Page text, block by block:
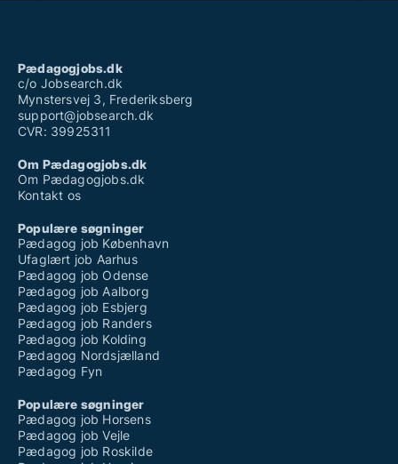
Pædagogjobs.dk
c/o Jobsearch.dk
Mynstersvej 3, Frederiksberg
support@jobsearch.dk
CVR: 39925311
Om Pædagogjobs.dk
Om Pædagogjobs.dk
Kontakt os
Populære søgninger
Pædagog job København
Ufaglært job Aarhus
Pædagog job Odense
Pædagog job Aalborg
Pædagog job Esbjerg
Pædagog job Randers
Pædagog job Kolding
Pædagog Nordsjælland
Pædagog Fyn
Populære søgninger
Pædagog job Horsens
Pædagog job Vejle
Pædagog job Roskilde